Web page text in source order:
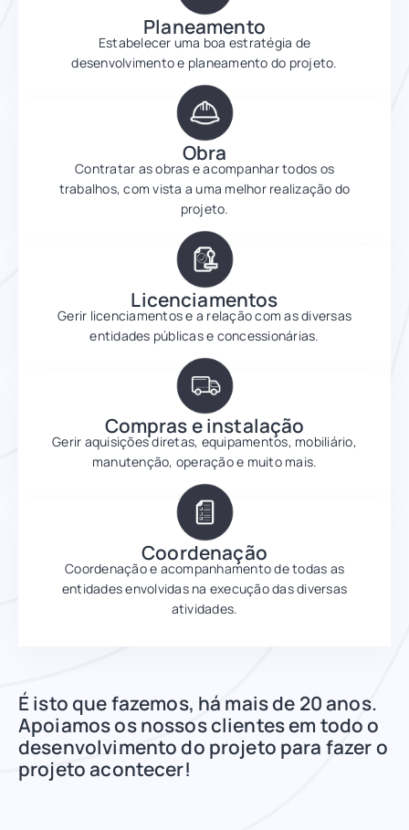
Planeamento
Estabelecer uma boa estratégia de
desenvolvimento e planeamento do projeto.
Obra
Contratar as obras e acompanhar todos os
trabalhos, com vista a uma melhor realização do
projeto.
Licenciamentos
Gerir licenciamentos e a relação com as diversas
entidades públicas e concessionárias.
Compras e instalação
Gerir aquisições diretas, equipamentos, mobiliário,
manutenção, operação e muito mais.
Coordenação
Coordenação e acompanhamento de todas as
entidades envolvidas na execução das diversas
atividades.
É isto que fazemos, há mais de 20 anos.
Apoiamos os nossos clientes em todo o
desenvolvimento do projeto para fazer o
projeto acontecer!